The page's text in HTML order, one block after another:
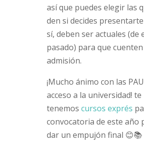
así que puedes elegir las
den si decides
sí, deben ser actuales (de
pasado) para que
admisión.
¡Mucho ánimo con las
acceso a la universidad!
tenemos cursos exprés
convocatoria de este año
dar un empujón final 😊📚